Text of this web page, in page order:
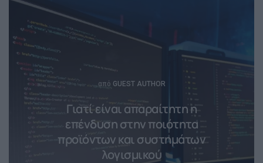
Posted
από GUEST AUTHOR
Γιατί είναι απαραίτητη η
επένδυση στην ποιότητα
προϊόντων και συστημάτων
λογισμικού